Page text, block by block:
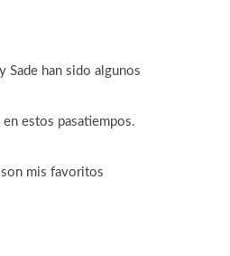
Sade han sido algunos
estos pasatiempos.
son mis favoritos